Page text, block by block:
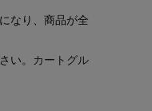
なり、商品が全
い。
カートグル